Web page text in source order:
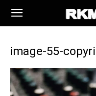
image-55-